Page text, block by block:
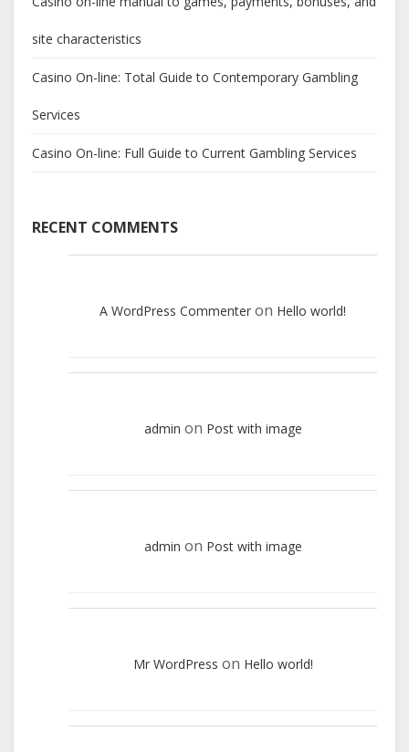
site characteristics
Casino On-line: Total Guide to Contemporary Gambling
Services
Casino On-line: Full Guide to Current Gambling Services
RECENT COMMENTS
A WordPress Commenter on Hello world!
admin on Post with image
admin on Post with image
Mr WordPress on Hello world!